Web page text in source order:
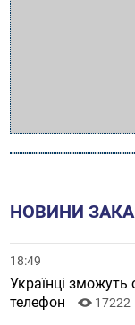
НОВИНИ
18:49
Українці
телефон
17222